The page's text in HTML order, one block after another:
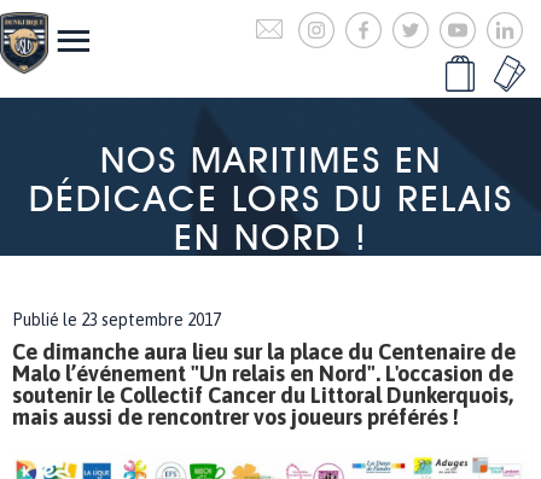
NOS MARITIMES EN
DÉDICACE LORS DU RELAIS
EN NORD !
Publié le 23 septembre 2017
Ce dimanche aura lieu sur la place du Centenaire de
Malo l’événement "Un relais en Nord". L'occasion de
soutenir le Collectif Cancer du Littoral Dunkerquois,
mais aussi de rencontrer vos joueurs préférés !